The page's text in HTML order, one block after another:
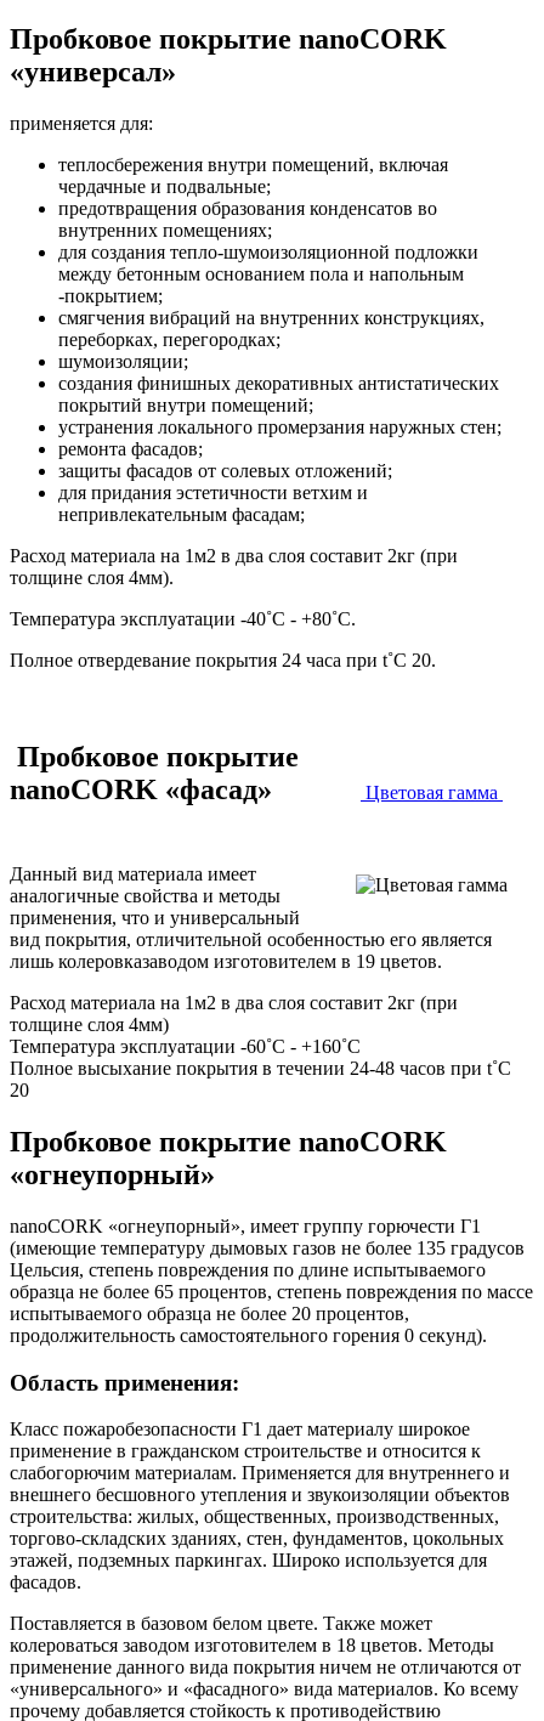
Пробковое покрытие nanoCORK
«универсал»
применяется для:
теплосбережения внутри помещений, включая
чердачные и подвальные;
предотвращения образования конденсатов во
внутренних помещениях;
для создания тепло-шумоизоляционной подложки
между бетонным основанием пола и напольным
-покрытием;
смягчения вибраций на внутренних конструкциях,
переборках, перегородках;
шумоизоляции;
создания финишных декоративных антистатических
покрытий внутри помещений;
устранения локального промерзания наружных стен;
ремонта фасадов;
защиты фасадов от солевых отложений;
для придания эстетичности ветхим и
непривлекательным фасадам;
Расход материала на 1м2 в два слоя составит 2кг (при
толщине слоя 4мм).
Температура эксплуатации -40˚С - +80˚С.
Полное отвердевание покрытия 24 часа при t˚C 20.
Цветовая гамма
Пробковое покрытие
nanoCORK «фасад»
Данный вид материала имеет
аналогичные свойства и методы
применения, что и универсальный
вид покрытия, отличительной особенностью его является
лишь колеровказаводом изготовителем в 19 цветов.
Расход материала на 1м2 в два слоя составит 2кг (при
толщине слоя 4мм)
Температура эксплуатации -60˚С - +160˚С
Полное высыхание покрытия в течении 24-48 часов при t˚C
20
Пробковое покрытие nanoCORK
«огнеупорный»
nanoCORK «огнеупорный», имеет группу горючести Г1
(имеющие температуру дымовых газов не более 135 градусов
Цельсия, степень повреждения по длине испытываемого
образца не более 65 процентов, степень повреждения по массе
испытываемого образца не более 20 процентов,
продолжительность самостоятельного горения 0 секунд).
Область применения:
Класс пожаробезопасности Г1 дает материалу широкое
применение в гражданском строительстве и относится к
слабогорючим материалам. Применяется для внутреннего и
внешнего бесшовного утепления и звукоизоляции объектов
строительства: жилых, общественных, производственных,
торгово-складских зданиях, стен, фундаментов, цокольных
этажей, подземных паркингах. Широко используется для
фасадов.
Поставляется в базовом белом цвете. Также может
колероваться заводом изготовителем в 18 цветов. Методы
применение данного вида покрытия ничем не отличаются от
«универсального» и «фасадного» вида материалов. Ко всему
прочему добавляется стойкость к противодействию